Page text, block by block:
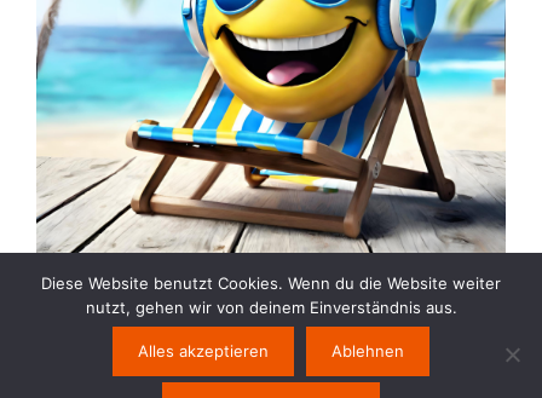
Copyright DJ Otti
Diese Website benutzt Cookies. Wenn du die Website weiter
nutzt, gehen wir von deinem Einverständnis aus.
Alles akzeptieren Ablehnen